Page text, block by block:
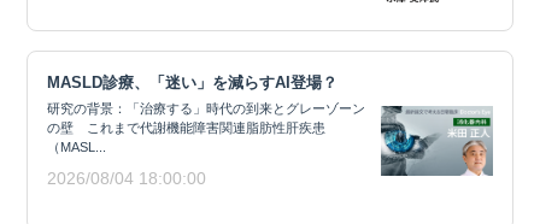
MASLD診療、「迷い」を減らすAI登場？
研究の背景：「治療する」時代の到来とグレーゾーン
の壁 これまで代謝機能障害関連脂肪性肝疾患
（MASL...
2026/08/04 18:00:00